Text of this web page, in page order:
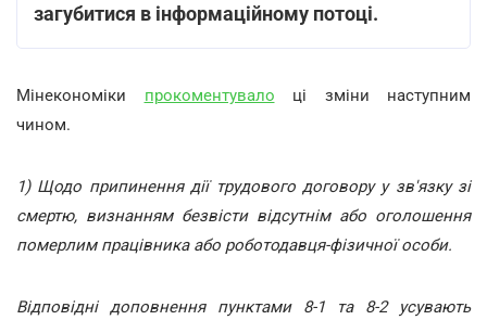
загубитися в інформаційному потоці.
Мінекономіки прокоментувало ці зміни наступним
чином.
1) Щодо припинення дії трудового договору у зв'язку зі
смертю, визнанням безвісти відсутнім або оголошення
померлим працівника або роботодавця-фізичної особи.
Відповідні доповнення пунктами 8-1 та 8-2 усувають